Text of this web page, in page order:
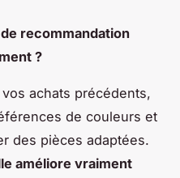
recommandation
?
achats précédents,
de couleurs et
des pièces adaptées.
améliore vraiment